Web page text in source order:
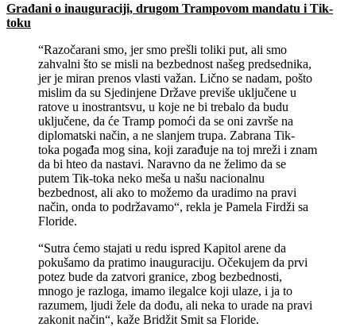
Građani o inauguraciji, drugom Trampovom mandatu i Tik-
toku
“Razočarani smo, jer smo prešli toliki put, ali smo
zahvalni što se misli na bezbednost našeg predsednika,
jer je miran prenos vlasti važan. Lično se nadam, pošto
mislim da su Sjedinjene Države previše uključene u
ratove u inostrantsvu, u koje ne bi trebalo da budu
uključene, da će Tramp pomoći da se oni završe na
diplomatski način, a ne slanjem trupa. Zabrana Tik-
toka pogađa mog sina, koji zarađuje na toj mreži i znam
da bi hteo da nastavi. Naravno da ne želimo da se
putem Tik-toka neko meša u našu nacionalnu
bezbednost, ali ako to možemo da uradimo na pravi
način, onda to podržavamo“, rekla je Pamela Firdži sa
Floride.
“Sutra ćemo stajati u redu ispred Kapitol arene da
pokušamo da pratimo inauguraciju. Očekujem da prvi
potez bude da zatvori granice, zbog bezbednosti,
mnogo je razloga, imamo ilegalce koji ulaze, i ja to
razumem, ljudi žele da dođu, ali neka to urade na pravi
zakonit način“, kaže Bridžit Smit sa Floride.